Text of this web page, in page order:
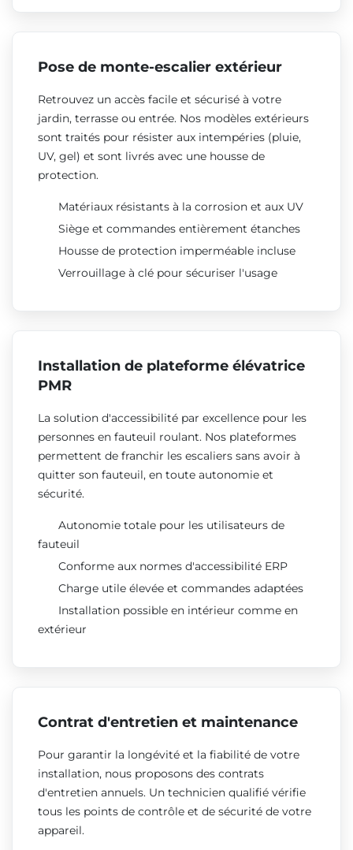
Pose de monte-escalier extérieur
Retrouvez un accès facile et sécurisé à votre
jardin, terrasse ou entrée. Nos modèles extérieurs
sont traités pour résister aux intempéries (pluie,
UV, gel) et sont livrés avec une housse de
protection.
Matériaux résistants à la corrosion et aux UV
Siège et commandes entièrement étanches
Housse de protection imperméable incluse
Verrouillage à clé pour sécuriser l'usage
Installation de plateforme élévatrice
PMR
La solution d'accessibilité par excellence pour les
personnes en fauteuil roulant. Nos plateformes
permettent de franchir les escaliers sans avoir à
quitter son fauteuil, en toute autonomie et
sécurité.
Autonomie totale pour les utilisateurs de
fauteuil
Conforme aux normes d'accessibilité ERP
Charge utile élevée et commandes adaptées
Installation possible en intérieur comme en
extérieur
Contrat d'entretien et maintenance
Pour garantir la longévité et la fiabilité de votre
installation, nous proposons des contrats
d'entretien annuels. Un technicien qualifié vérifie
tous les points de contrôle et de sécurité de votre
appareil.